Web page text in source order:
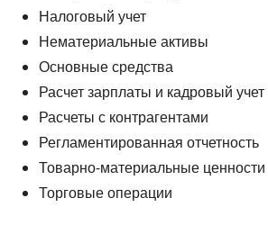
Налоговый учет
Нематериальные активы
Основные средства
Расчет зарплаты и кадровый учет
Расчеты с контрагентами
Регламентированная отчетность
Товарно-материальные ценности
Торговые операции